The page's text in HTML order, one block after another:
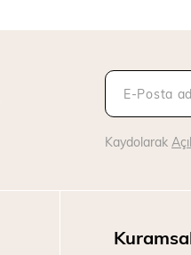
Kaydolarak